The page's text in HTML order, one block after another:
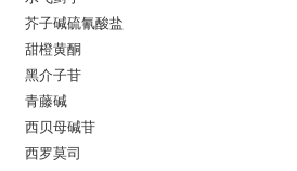
芥子碱硫氰酸盐
甜橙黄酮
黑介子苷
青藤碱
西贝母碱苷
西罗莫司